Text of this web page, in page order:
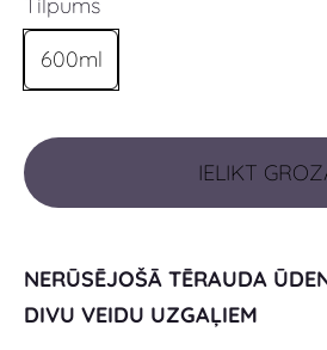
Tilpums
600ml
IELIKT
NERŪSĒJOŠĀ TĒRAUDA
DIVU VEIDU UZGAĻIEM